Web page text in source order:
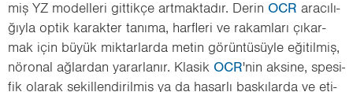
miş YZ mo­del­le­ri git­tik­çe art­mak­ta­dır. Derin OCR ara­cı­lı­
ğıy­la optik ka­rak­ter ta­nı­ma, harf­le­ri ve ra­kam­la­rı çı­kar­
mak için büyük mik­tar­lar­da metin gö­rün­tü­süy­le eği­til­miş,
nö­ro­nal ağ­lar­dan ya­rar­la­nır. Kla­sik OCR'nin ak­si­ne, spe­si­
fik ola­rak şe­kil­len­di­ril­miş ya da ha­sar­lı bas­kı­lar­da ve eti­